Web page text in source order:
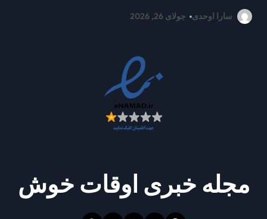
سارا اوحدی جولای 26, 2026
مجله خبری اوقات خوش